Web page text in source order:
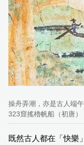
操舟弄潮，亦是古人端
323窟搖櫓帆船（初唐）
既然古人都在「快樂